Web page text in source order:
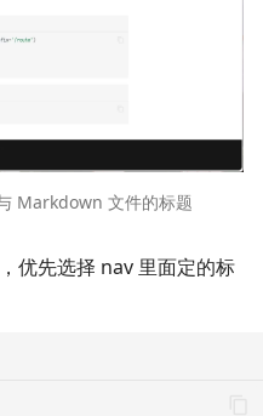
用户与用户组
查找文件
Shell 脚本基础
非 GUI 模式运行
Markdown 文件的标题
优先选择 nav 里面定的标